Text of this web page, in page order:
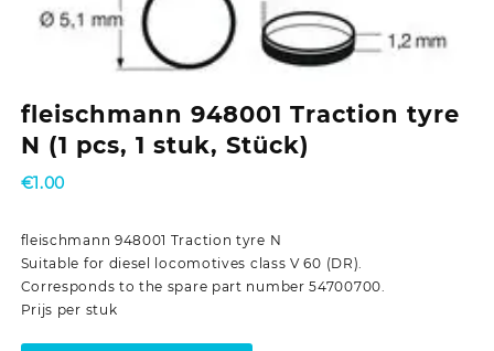
fleischmann 948001 Traction tyre
N (1 pcs, 1 stuk, Stück)
€1.00
fleischmann 948001 Traction tyre N
Suitable for diesel locomotives class V 60 (DR).
Corresponds to the spare part number 54700700.
Prijs per stuk